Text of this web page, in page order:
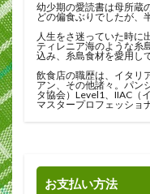
幼少期の愛読書は母所蔵
どの偏食ぶりでしたが、
人生をさ迷っていた時に
ティレニア海のような糸
込み、糸島食材を愛用し
飲食店の職歴は、イタリ
アン、その他諸々。パン
タ協会）Level1、IIAC（
マスタープロフェッショ
お支払い方法